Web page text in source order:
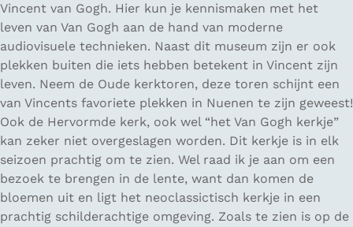
Vincent van Gogh. Hier kun je kennismaken met het
leven van Van Gogh aan de hand van moderne
audiovisuele technieken. Naast dit museum zijn er ook
plekken buiten die iets hebben betekent in Vincent zijn
leven. Neem de Oude kerktoren, deze toren schijnt een
van Vincents favoriete plekken in Nuenen te zijn geweest!
Ook de Hervormde kerk, ook wel “het Van Gogh kerkje”
kan zeker niet overgeslagen worden. Dit kerkje is in elk
seizoen prachtig om te zien. Wel raad ik je aan om een
bezoek te brengen in de lente, want dan komen de
bloemen uit en ligt het neoclassictisch kerkje in een
prachtig schilderachtige omgeving. Zoals te zien is op de